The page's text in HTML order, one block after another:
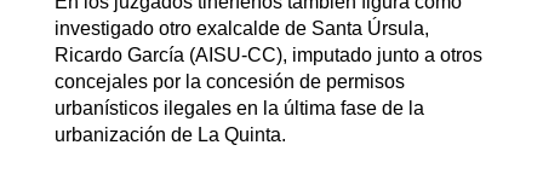
investigado otro exalcalde de Santa Úrsula,
Ricardo García (AISU-CC), imputado junto a otros
concejales por la concesión de permisos
urbanísticos ilegales en la última fase de la
urbanización de La Quinta.